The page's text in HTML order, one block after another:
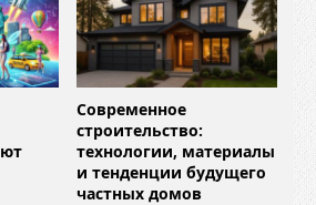
Современное
строительство:
технологии, материалы
и тенденции будущего
частных домов